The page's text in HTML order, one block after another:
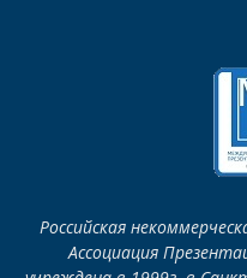
Российская
Ассоциация